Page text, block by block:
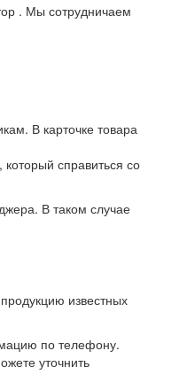
. Мы сотрудничаем
В карточке товара
справиться со
В таком случае
известных
по телефону.
уточнить